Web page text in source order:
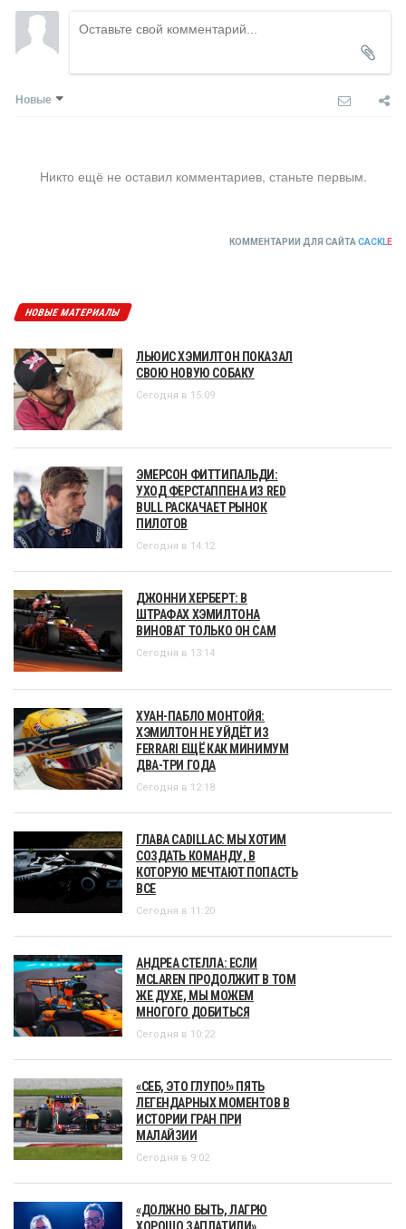
Новые
Никто ещё не оставил комментариев, станьте первым.
КОММЕНТАРИИ ДЛЯ САЙТА CACKLE
НОВЫЕ МАТЕРИАЛЫ
ЛЬЮИС ХЭМИЛТОН ПОКАЗАЛ
СВОЮ НОВУЮ СОБАКУ
Сегодня в 15:09
ЭМЕРСОН ФИТТИПАЛЬДИ:
УХОД ФЕРСТАППЕНА ИЗ RED
BULL РАСКАЧАЕТ РЫНОК
ПИЛОТОВ
Сегодня в 14:12
ДЖОННИ ХЕРБЕРТ: В
ШТРАФАХ ХЭМИЛТОНА
ВИНОВАТ ТОЛЬКО ОН САМ
Сегодня в 13:14
ХУАН-ПАБЛО МОНТОЙЯ:
ХЭМИЛТОН НЕ УЙДЁТ ИЗ
FERRARI ЕЩЁ КАК МИНИМУМ
ДВА-ТРИ ГОДА
Сегодня в 12:18
ГЛАВА CADILLAC: МЫ ХОТИМ
СОЗДАТЬ КОМАНДУ, В
КОТОРУЮ МЕЧТАЮТ ПОПАСТЬ
ВСЕ
Сегодня в 11:20
АНДРЕА СТЕЛЛА: ЕСЛИ
MCLAREN ПРОДОЛЖИТ В ТОМ
ЖЕ ДУХЕ, МЫ МОЖЕМ
МНОГОГО ДОБИТЬСЯ
Сегодня в 10:22
«СЕБ, ЭТО ГЛУПО!» ПЯТЬ
ЛЕГЕНДАРНЫХ МОМЕНТОВ В
ИСТОРИИ ГРАН ПРИ
МАЛАЙЗИИ
Сегодня в 9:02
«ДОЛЖНО БЫТЬ, ЛАГРЮ